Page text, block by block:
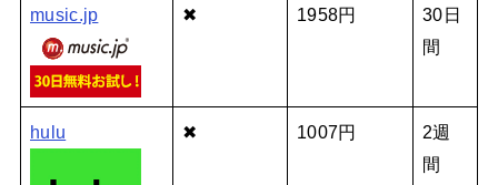
music.jp ✖ 1958円
30日
間
hulu ✖ 1007円
2週
間